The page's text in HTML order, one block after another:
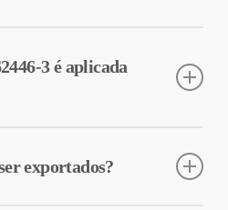
3 é aplicada
exportados?